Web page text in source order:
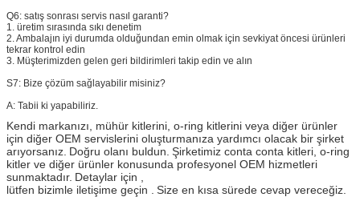
Q6: satış sonrası servis nasıl garanti?
1. üretim sırasında sıkı denetim
2. Ambalajın iyi durumda olduğundan emin olmak için sevkiyat öncesi ürünleri
tekrar kontrol edin
3. Müşterimizden gelen geri bildirimleri takip edin ve alın
S7: Bize çözüm sağlayabilir misiniz?
A: Tabii ki yapabiliriz.
Kendi markanızı, mühür kitlerini, o-ring kitlerini veya diğer ürünler
için diğer OEM servislerini oluşturmanıza yardımcı olacak bir şirket
arıyorsanız. Doğru olanı buldun. Şirketimiz conta conta kitleri, o-ring
kitler ve diğer ürünler konusunda profesyonel OEM hizmetleri
sunmaktadır. Detaylar için ,
lütfen bizimle iletişime geçin .
Size en kısa sürede cevap vereceğiz.